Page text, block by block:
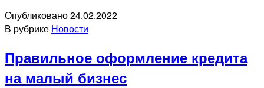
Опубликовано24.02.2022
В рубрике Новости
Правильное оформление кредита
на малый бизнес